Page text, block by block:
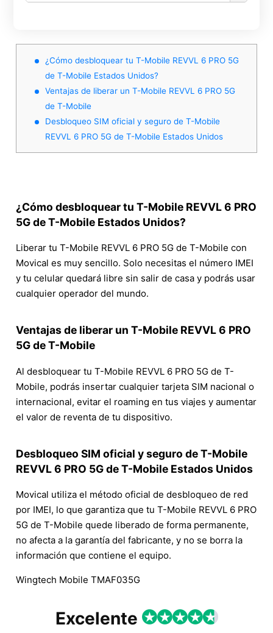
¿Cómo desbloquear tu T-Mobile REVVL 6 PRO 5G
de T-Mobile Estados Unidos?
Ventajas de liberar un T-Mobile REVVL 6 PRO 5G
de T-Mobile
Desbloqueo SIM oficial y seguro de T-Mobile
REVVL 6 PRO 5G de T-Mobile Estados Unidos
¿Cómo desbloquear tu T-Mobile REVVL 6 PRO
5G de T-Mobile Estados Unidos?
Liberar tu T-Mobile REVVL 6 PRO 5G de T-Mobile con
Movical es muy sencillo. Solo necesitas el número IMEI
y tu celular quedará libre sin salir de casa y podrás usar
cualquier operador del mundo.
Ventajas de liberar un T-Mobile REVVL 6 PRO
5G de T-Mobile
Al desbloquear tu T-Mobile REVVL 6 PRO 5G de T-
Mobile, podrás insertar cualquier tarjeta SIM nacional o
internacional, evitar el roaming en tus viajes y aumentar
el valor de reventa de tu dispositivo.
Desbloqueo SIM oficial y seguro de T-Mobile
REVVL 6 PRO 5G de T-Mobile Estados Unidos
Movical utiliza el método oficial de desbloqueo de red
por IMEI, lo que garantiza que tu T-Mobile REVVL 6 PRO
5G de T-Mobile quede liberado de forma permanente,
no afecta a la garantía del fabricante, y no se borra la
información que contiene el equipo.
Wingtech Mobile TMAF035G
Excelente